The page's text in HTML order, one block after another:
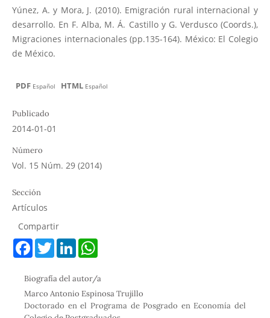
Yúnez, A. y Mora, J. (2010). Emigración rural internacional y
desarrollo. En F. Alba, M. Á. Castillo y G. Verdusco (Coords.),
Migraciones internacionales (pp.135-164). México: El Colegio
de México.
PDF Español HTML Español
Publicado
2014-01-01
Número
Vol. 15 Núm. 29 (2014)
Sección
Artículos
Compartir
F
b
o
k
T
w
t
e
r
L
e
d
n
W
s
A
p
Biografía del autor/a
Marco Antonio Espinosa Trujillo
Doctorado en el Programa de Posgrado en Economía del